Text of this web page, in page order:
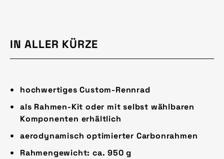
IN ALLER KÜRZE
hochwertiges Custom-Rennrad
als Rahmen-Kit oder mit selbst wählbaren
Komponenten erhältlich
aerodynamisch optimierter Carbonrahmen
Rahmengewicht: ca. 950 g